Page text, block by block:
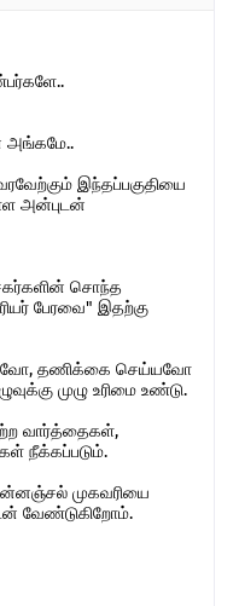
அங்கமே..
இந்தப்பகுதியை
அன்புடன்
சொந்த
பேரவை" இதற்கு
தணிக்கை செய்யவோ
முழு உரிமை உண்டு.
வார்த்தைகள்,
நீக்கப்படும்.
முகவரியை
வேண்டுகிறோம்.